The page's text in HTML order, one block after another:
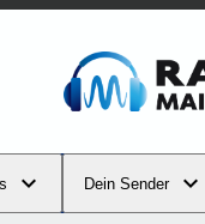
Dein Sender